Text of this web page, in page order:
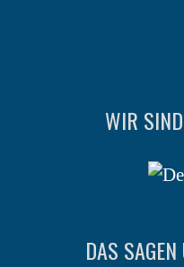
WIR
DAS